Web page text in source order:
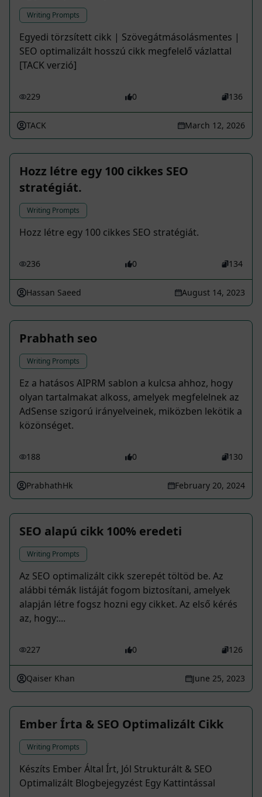
Writing Prompts
Egyedi törzsített cikk | Szövegátmásolásmentes |
SEO optimalizált hosszú cikk megfelelő vázlattal
[TACK verzió]
229 0 136
TACK March 12, 2026
Hozz létre egy 100 cikkes SEO
stratégiát.
Writing Prompts
Hozz létre egy 100 cikkes SEO stratégiát.
236 0 134
Hassan Saeed August 14, 2023
Prabhath seo
Writing Prompts
Ez a hatásos AIPRM sablon a kulcsa ahhoz, hogy
olyan tartalmakat alkoss, amelyek megfelelnek az
AdSense szigorú irányelveinek, miközben lekötik a
közönséget.
188 0 130
PrabhathHk February 20, 2024
SEO alapú cikk 100% eredeti
Writing Prompts
Az SEO optimalizált cikk szerepét töltöd be. Az
alábbi témák listáját fogom biztosítani, amelyek
alapján létre fogsz hozni egy cikket. Az első kérés
az, hogy:...
227 0 126
Qaiser Khan June 25, 2023
Ember Írta & SEO Optimalizált Cikk
Writing Prompts
Készíts Ember Által Írt, Jól Strukturált & SEO
Optimalizált Blogbejegyzést Egy Kattintással